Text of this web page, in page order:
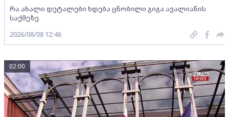
რა ახალი დეტალები ხდება ცნობილი გიგა ავალიანის
საქმეზე
2026/08/08 12:46
02:00